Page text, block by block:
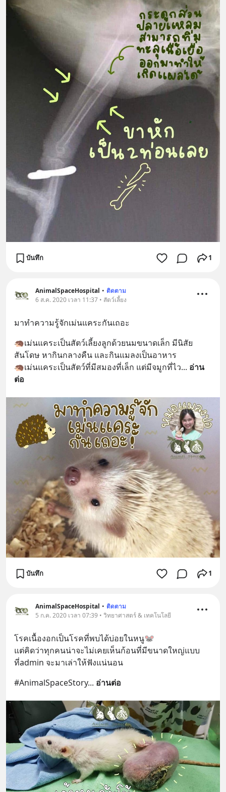
บันทึก 1
AnimalSpaceHospital • ติดตาม
6 ส.ค. 2020 เวลา 11:37 • สัตว์เลี้ยง
มาทำความรู้จักเม่นแคระกันเถอะ
🦔เม่นแคระเป็นสัตว์เลี้ยงลูกด้วยนมขนาดเล็ก มีนิสัย
สันโดษ หากินกลางคืน และกินแมลงเป็นอาหาร
🦔เม่นแคระเป็นสัตว์ที่มีสมองที่เล็ก แต่มีจมูกที่ไว... อ่าน
ต่อ
บันทึก 1
AnimalSpaceHospital • ติดตาม
5 ก.ค. 2020 เวลา 07:39 • วิทยาศาสตร์ & เทคโนโลยี
โรคเนื้องอกเป็นโรคที่พบได้บ่อยในหนู🐭
แต่คิดว่าทุกคนน่าจะไม่เคยเห็นก้อนที่มีขนาดใหญ่แบบ
ที่admin จะมาเล่าให้ฟังแน่นอน
#AnimalSpaceStory... อ่านต่อ